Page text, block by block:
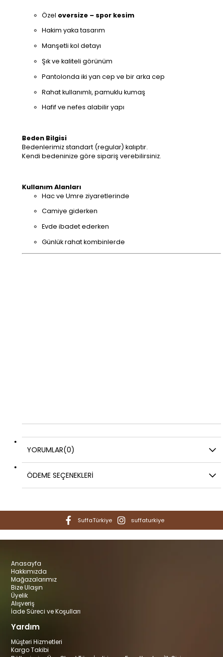
Özel oversize – spor kesim
Hakim yaka tasarım
Manşetli kol detayı
Şık ve kaliteli görünüm
Pantolonda iki yan cep ve bir arka cep
Rahat kullanımlı, pamuklu kumaş
Hafif ve nefes alabilir yapı
Beden Bilgisi
Bedenlerimiz standart (regular) kalıptır.
Kendi bedeninize göre sipariş verebilirsiniz.
Kullanım Alanları
Hac ve Umre ziyaretlerinde
Camiye giderken
Evde ibadet ederken
Günlük rahat kombinlerde
YORUMLAR(0)
ÖDEME SEÇENEKLERI
SuffaTürkiye suffaturkiye
Anasayfa
Hakkımızda
Mağazalarımız
Bize Ulaşın
Üyelik
Alışveriş
İade Süreci ve Koşulları
Yardım
Müşteri Hizmetleri
Kargo Takibi